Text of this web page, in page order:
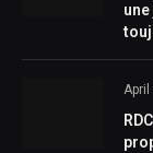
April